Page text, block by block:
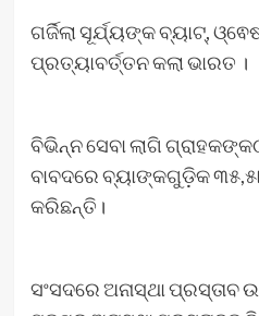
ଗର୍ଜିଲା ସୂର୍ଯ୍ୟଙ୍କ ବ୍ୟାଟ୍,
ପ୍ରତ୍ୟାବର୍ତ୍ତନ କଲା ଭାରତ ।
ବିଭିନ୍ନ ସେବା ଲାଗି
ବାବଦରେ ବ୍ୟାଙ୍କଗୁଡ଼ିକ
କରିଛନ୍ତି।
ସଂସଦରେ ଅନାସ୍ଥା ପ୍ରସ୍ତାବ